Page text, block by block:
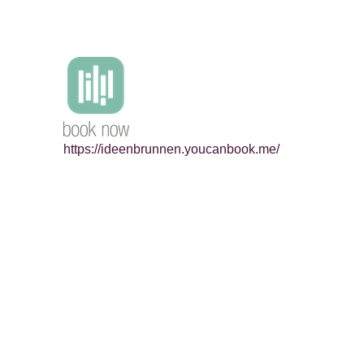
https://ideenbrunnen.youcanbook.me/